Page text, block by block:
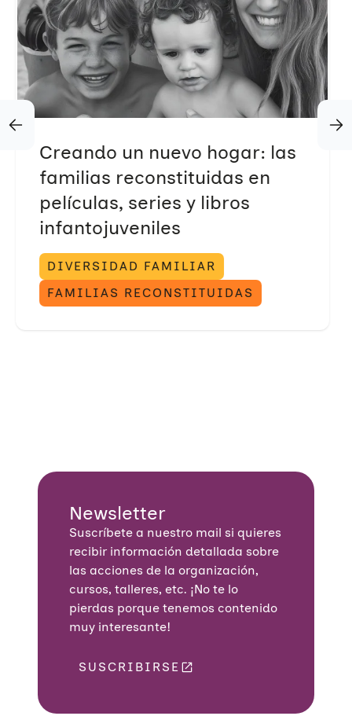
Creando un nuevo hogar: las
familias reconstituidas en
películas, series y libros
infantojuveniles
DIVERSIDAD FAMILIAR
FAMILIAS RECONSTITUIDAS
Newsletter
Suscríbete a nuestro mail si quieres
recibir información detallada sobre
las acciones de la organización,
cursos, talleres, etc. ¡No te lo
pierdas porque tenemos contenido
muy interesante!
SUSCRIBIRSE